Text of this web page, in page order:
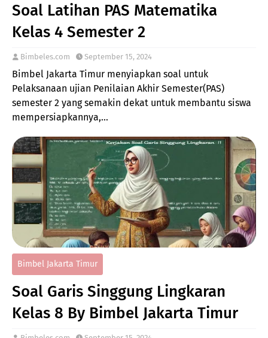
Soal Latihan PAS Matematika
Kelas 4 Semester 2
Bimbeles.com September 15, 2024
Bimbel Jakarta Timur menyiapkan soal untuk
Pelaksanaan ujian Penilaian Akhir Semester(PAS)
semester 2 yang semakin dekat untuk membantu siswa
mempersiapkannya,…
Bimbel Jakarta Timur
Soal Garis Singgung Lingkaran
Kelas 8 By Bimbel Jakarta Timur